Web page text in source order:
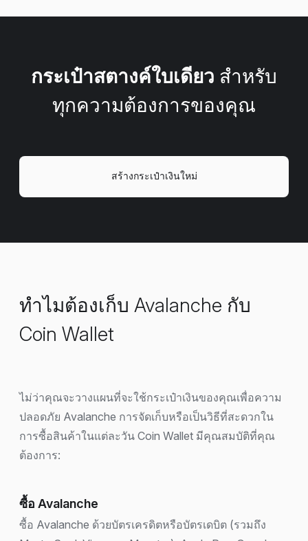
กระเป๋าสตางค์ใบเดียว สำหรับ
ทุกความต้องการของคุณ
สร้างกระเป๋าเงินใหม่
ทำไมต้องเก็บ Avalanche กับ
Coin Wallet
ไม่ว่าคุณจะวางแผนที่จะใช้กระเป๋าเงินของคุณเพื่อความ
ปลอดภัย Avalanche การจัดเก็บหรือเป็นวิธีที่สะดวกใน
การซื้อสินค้าในแต่ละวัน Coin Wallet มีคุณสมบัติที่คุณ
ต้องการ:
ซื้อ Avalanche
ซื้อ Avalanche ด้วยบัตรเครดิตหรือบัตรเดบิต (รวมถึง